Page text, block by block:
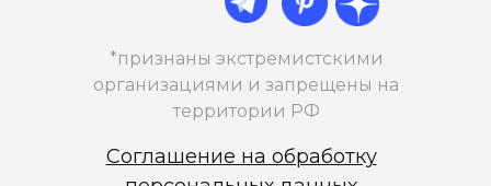
Соглашение на обработку
*признаны экстремистскими
организациями и запрещены на
территории РФ